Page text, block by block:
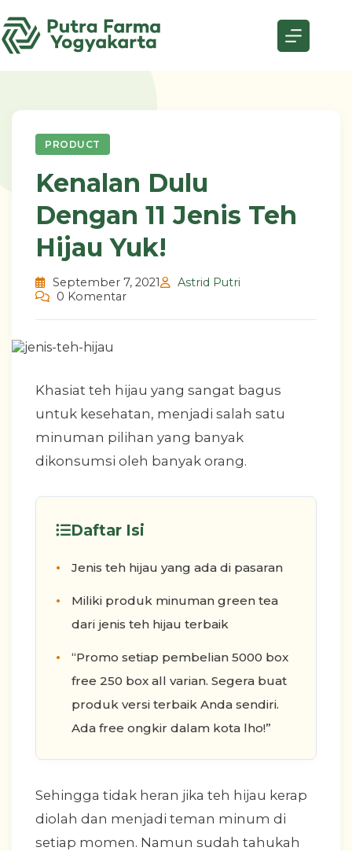
to
content
PRODUCT
Kenalan Dulu
Dengan 11 Jenis Teh
Hijau Yuk!
September 7, 2021
Astrid Putri
0 Komentar
Khasiat teh hijau yang sangat bagus
untuk kesehatan, menjadi salah satu
minuman pilihan yang banyak
dikonsumsi oleh banyak orang.
Daftar Isi
Jenis teh hijau yang ada di pasaran
Miliki produk minuman green tea
dari jenis teh hijau terbaik
“Promo setiap pembelian 5000 box
free 250 box all varian. Segera buat
produk versi terbaik Anda sendiri.
Ada free ongkir dalam kota lho!”
Sehingga tidak heran jika teh hijau kerap
diolah dan menjadi teman minum di
setiap momen. Namun sudah tahukah